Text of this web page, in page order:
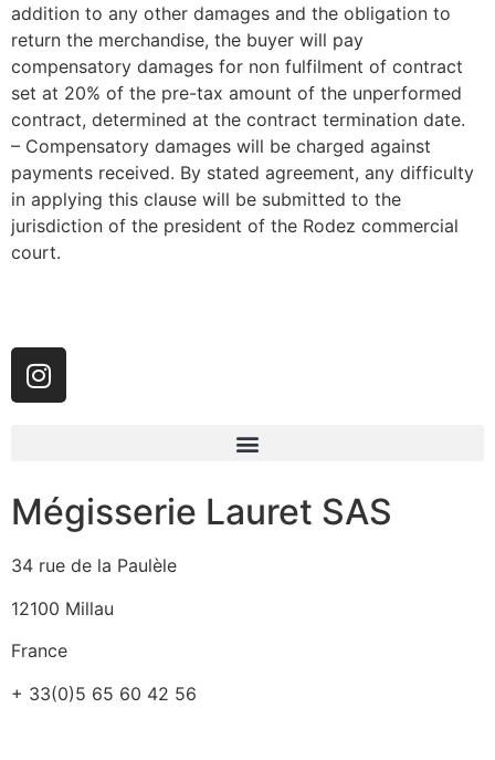
addition to any other damages and the obligation to
return the merchandise, the buyer will pay
compensatory damages for non fulfilment of contract
set at 20% of the pre-tax amount of the unperformed
contract, determined at the contract termination date.
– Compensatory damages will be charged against
payments received. By stated agreement, any difficulty
in applying this clause will be submitted to the
jurisdiction of the president of the Rodez commercial
court.
Mégisserie Lauret SAS
34 rue de la Paulèle
12100 Millau
France
+ 33(0)5 65 60 42 56